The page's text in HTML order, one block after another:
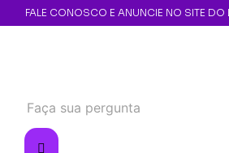
FALE CONOSCO E ANUNCIE NO SITE DO